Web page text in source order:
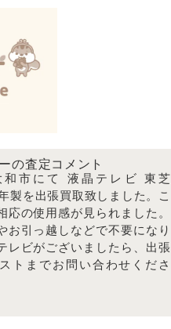
の査定コメント
和市にて 液晶テレビ 東芝
製を出張買取致しました。こ
応の使用感が見られました。
お引っ越しなどで不要になり
レビがございましたら、出張
トまでお問い合わせくださ